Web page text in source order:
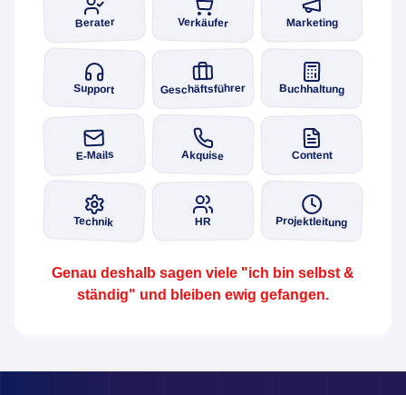
Berater Verkäufer Marketing
Support Geschäftsführer Buchhaltung
E-Mails Akquise Content
Technik HR Projektleitung
Genau deshalb sagen viele "ich bin selbst &
ständig" und bleiben ewig gefangen.